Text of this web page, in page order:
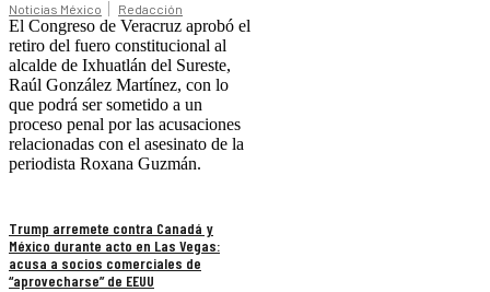
Noticias México Redacción
El Congreso de Veracruz aprobó el
retiro del fuero constitucional al
alcalde de Ixhuatlán del Sureste,
Raúl González Martínez, con lo
que podrá ser sometido a un
proceso penal por las acusaciones
relacionadas con el asesinato de la
periodista Roxana Guzmán.
Trump arremete contra Canadá y
México durante acto en Las Vegas:
acusa a socios comerciales de
“aprovecharse” de EEUU